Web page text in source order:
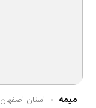
میمه استان اصفهان